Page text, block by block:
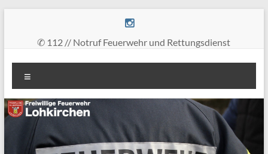
springen✆ 112 // Notruf Feuerwehr und Rettungsdienst
Freiwillige
Feuerwehr
Lohkirchen
retten